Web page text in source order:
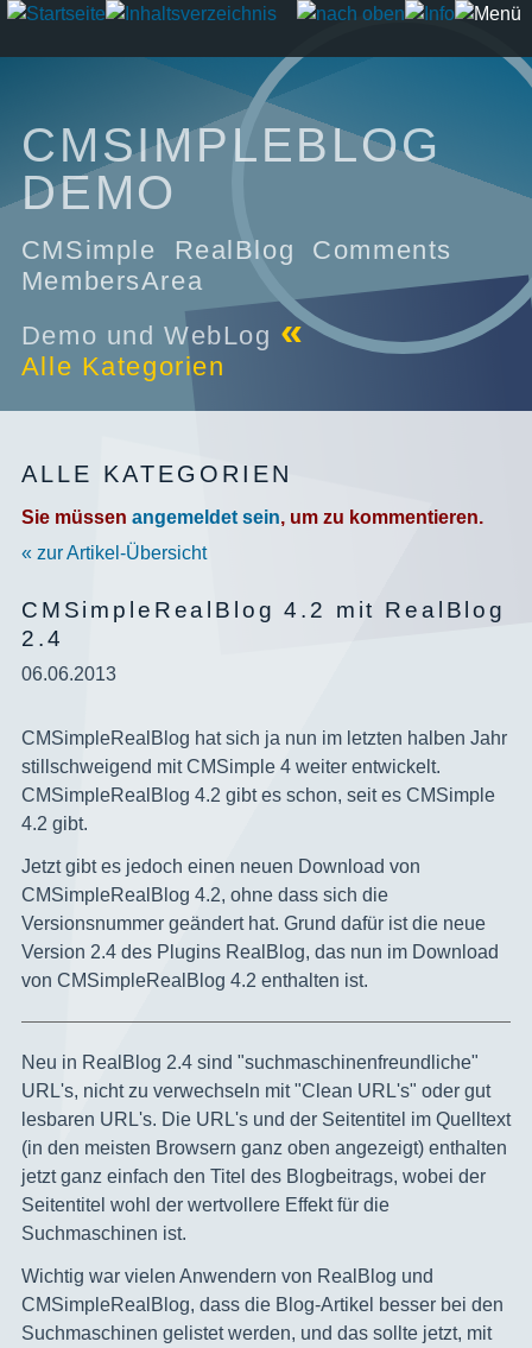
CMSIMPLEBLOG
DEMO
CMSimple RealBlog Comments
MembersArea
Demo und WebLog «
Alle Kategorien
ALLE KATEGORIEN
Sie müssen angemeldet sein, um zu kommentieren.
« zur Artikel-Übersicht
CMSimpleRealBlog 4.2 mit RealBlog
2.4
06.06.2013
CMSimpleRealBlog hat sich ja nun im letzten halben Jahr
stillschweigend mit CMSimple 4 weiter entwickelt.
CMSimpleRealBlog 4.2 gibt es schon, seit es CMSimple
4.2 gibt.
Jetzt gibt es jedoch einen neuen Download von
CMSimpleRealBlog 4.2, ohne dass sich die
Versionsnummer geändert hat. Grund dafür ist die neue
Version 2.4 des Plugins RealBlog, das nun im Download
von CMSimpleRealBlog 4.2 enthalten ist.
Neu in RealBlog 2.4 sind "suchmaschinenfreundliche"
URL's, nicht zu verwechseln mit "Clean URL's" oder gut
lesbaren URL's. Die URL's und der Seitentitel im Quelltext
(in den meisten Browsern ganz oben angezeigt) enthalten
jetzt ganz einfach den Titel des Blogbeitrags, wobei der
Seitentitel wohl der wertvollere Effekt für die
Suchmaschinen ist.
Wichtig war vielen Anwendern von RealBlog und
CMSimpleRealBlog, dass die Blog-Artikel besser bei den
Suchmaschinen gelistet werden, und das sollte jetzt, mit